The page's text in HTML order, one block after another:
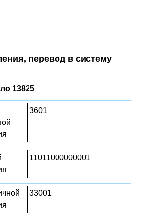
перевод в систему
13825
3601
11011000000001
33001